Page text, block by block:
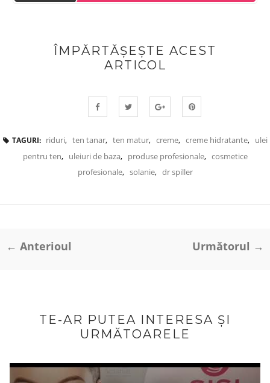
ÎMPĂRTĂȘEȘTE ACEST
ARTICOL
TAGURI: riduri, ten tanar, ten matur, creme, creme hidratante, ulei
pentru ten, uleiuri de baza, produse profesionale, cosmetice
profesionale, solanie, dr spiller
← Anterioul Următorul →
TE-AR PUTEA INTERESA ȘI
URMĂTOARELE